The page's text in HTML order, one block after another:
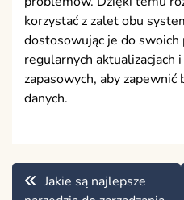
korzystać z zalet obu
dostosowując je do
regularnych aktualizacjach
zapasowych, aby
danych.
Nawigacja
Jakie są najlepsze